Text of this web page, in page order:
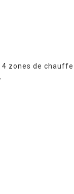
zones de chauffe .